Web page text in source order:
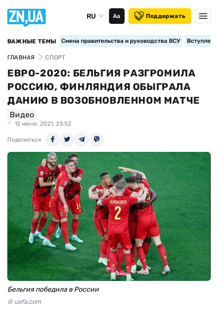
RU Аа Поддержать
ВАЖНЫЕ ТЕМЫ Смена правительства и руководства ВСУ
ГЛАВНАЯ СПОРТ
ЕВРО-2020: БЕЛЬГИЯ РАЗГРОМИЛА
РОССИЮ, ФИНЛЯНДИЯ ОБЫГРАЛА
ДАНИЮ В ВОЗОБНОВЛЕННОМ МАТЧЕ
Видео
12 июня, 2021, 23:52
Поделиться
Бельгия победила в России
© uefa.com